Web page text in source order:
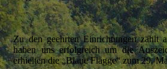
Zu den geehrten Einrichtungen zählt
haben uns erfolgreich um die
erhielten die „Blaue Flagge“ zum 29.